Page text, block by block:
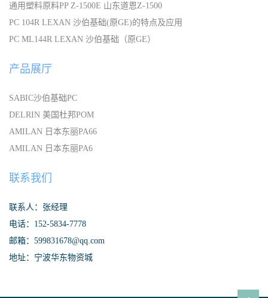
通用塑料原料PP Z-1500E 山东道恩Z-1500
PC 104R LEXAN 沙伯基础(原GE)的特点及应用
PC ML144R LEXAN 沙伯基础（原GE）
产品展厅
SABIC沙伯基础PC
DELRIN 美国杜邦POM
AMILAN 日本东丽PA66
AMILAN 日本东丽PA6
联系我们
联系人：张经理
电话：152-5834-7778
邮箱：599831678@qq.com
地址：宁波华东物资城